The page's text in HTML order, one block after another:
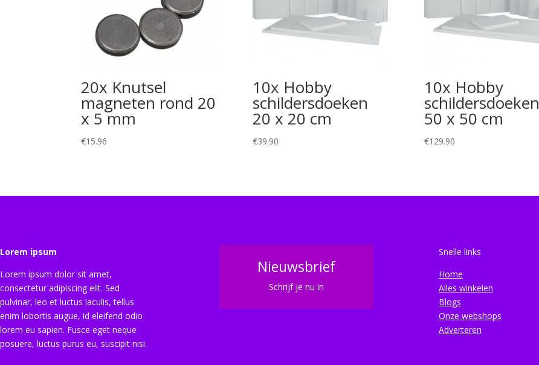
20x Knutsel
magneten rond 20
x 5 mm
€15.96
10x Hobby
schildersdoeken
20 x 20 cm
€39.90
10x Hobby
schildersdoeken
50 x 50 cm
€129.90
Lorem ipsum
Lorem ipsum dolor sit amet,
consectetur adipiscing elit. Sed
pulvinar, leo et luctus iaculis, tellus
enim lobortis augue, id eleifend odio
lorem eu sapien. Fusce eget neque
posuere, luctus purus eu, suscipit nisi.
Nieuwsbrief
Schrijf je nu in
Snelle links
Home
Alles winkelen
Blogs
Onze webshops
Adverteren